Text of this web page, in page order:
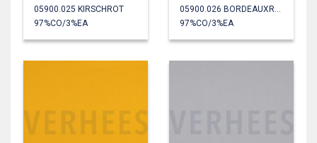
05900.025 KIRSCHROT
97%CO/3%EA
97%CO/3%EA